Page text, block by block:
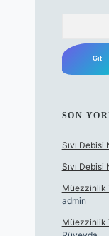
SON
Sıvı Debisi
Sıvı Debisi
Müezzinlik
admin
Müezzinlik